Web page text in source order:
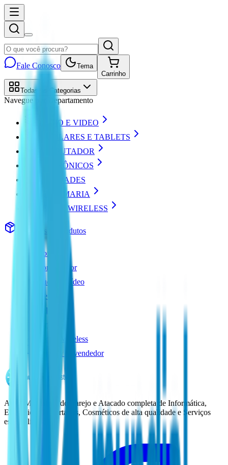
Fale Conosco
Tema
Carrinho
Todas as Categorias
Navegue por Departamento
AUDIO E VIDEO
CELULARES E TABLETS
COMPUTADOR
ELETRÔNICOS
NOVIDADES
PERFUMARIA
REDE E WIRELESS
Ver todos os produtos
Home
Computador
Áudio e Vídeo
Eletrônicos
Celulares
Rede e Wireless
Seja um Revendedor
A sua Megastore do Varejo e Atacado completa de Informática,
Eletrônicos Importados, Cosméticos de alta qualidade e Serviços
especializados.